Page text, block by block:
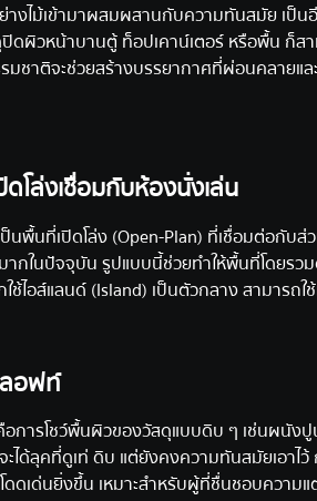
งไม้เข้ามาผสมผสานกับความทันสมัย เป็น
ปิดผิวหน้าบานตู้ ท็อปเคาน์เตอร์ หรือพื้น ก็
รมชาติจะช่วยสร้างบรรยากาศที่ผ่อนคลาย
ดโล่งเชื่อมกับห้องนั่งเล่น
ป็นพื้นที่เปิดโล่ง (Open-Plan) ที่เชื่อมต่อกับ
กในปัจจุบัน รูปแบบนี้ช่วยทำให้พื้นที่โดยร
ช้ไอส์แลนด์ (Island) เป็นตัวกลาง สามารถ
ลอฟท์
ารโชว์พื้นผิวของวัสดุแบบดิบ ๆ เช่นผนังปู
ได้ลุคที่ดูเท่ ดิบ แต่ยังคงความทันสมัยเอาไว้
ดดเด่นยิ่งขึ้น เหมาะสำหรับผู้ที่ชื่นชอบความ